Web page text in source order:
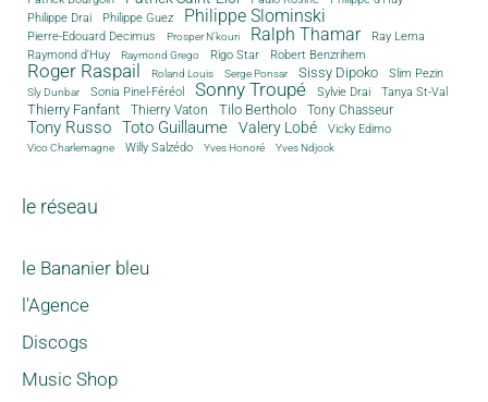
Philippe Drai
Philippe Guez Philippe Slominski
Pierre-Edouard Decimus Prosper N'kouri Ralph Thamar
Ray Lema
Raymond d'Huy
Raymond Grego Rigo Star Robert Benzrihem
Roger Raspail Roland Louis Serge Ponsar Sissy Dipoko Slim Pezin
Sly Dunbar Sonia Pinel-Féréol Sonny Troupé Sylvie Drai Tanya St-Val
Thierry Fanfant Thierry Vaton Tilo Bertholo Tony Chasseur
Tony Russo Toto Guillaume Valery Lobé Vicky Edimo
Vico Charlemagne Willy Salzédo Yves Honoré Yves Ndjock
le réseau
le Bananier bleu
l'Agence
Discogs
Music Shop